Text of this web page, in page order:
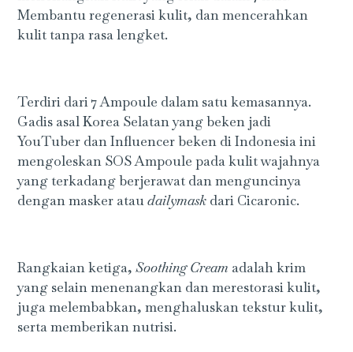
Membantu regenerasi kulit, dan mencerahkan
kulit tanpa rasa lengket.
Terdiri dari 7 Ampoule dalam satu kemasannya.
Gadis asal Korea Selatan yang beken jadi
YouTuber dan Influencer beken di Indonesia ini
mengoleskan SOS Ampoule pada kulit wajahnya
yang terkadang berjerawat dan menguncinya
dengan masker ataudailymask dari Cicaronic.
Rangkaian ketiga,Soothing Cream adalah krim
yang selain menenangkan dan merestorasi kulit,
juga melembabkan, menghaluskan tekstur kulit,
serta memberikan nutrisi.